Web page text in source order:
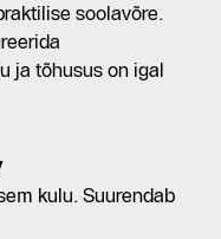
soolavõre.
ja tõhusus on igal
kulu. Suurendab